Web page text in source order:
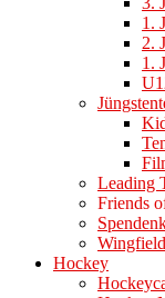
1.
2.
1.
Leading
Friends
Wingfield
Hockey